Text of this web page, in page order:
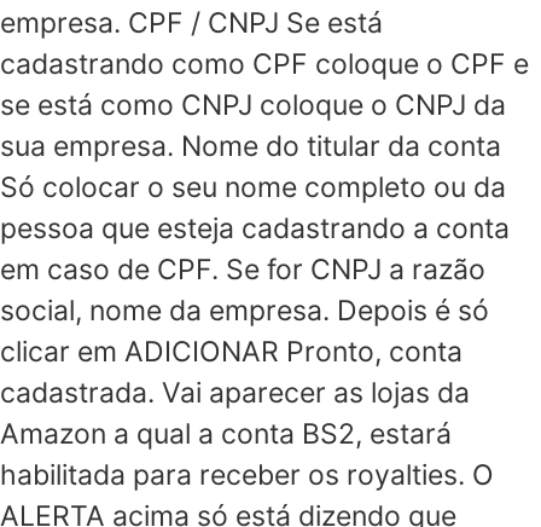
empresa. CPF / CNPJ Se está
cadastrando como CPF coloque o CPF e
se está como CNPJ coloque o CNPJ da
sua empresa. Nome do titular da conta
Só colocar o seu nome completo ou da
pessoa que esteja cadastrando a conta
em caso de CPF. Se for CNPJ a razão
social, nome da empresa. Depois é só
clicar em ADICIONAR Pronto, conta
cadastrada. Vai aparecer as lojas da
Amazon a qual a conta BS2, estará
habilitada para receber os royalties. O
ALERTA acima só está dizendo que